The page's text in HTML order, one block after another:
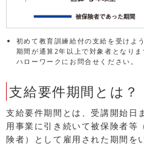
初めて教育訓練給付の支給を受けよ
期間が通算2年以上で対象者となり
ハローワークにお問合せください。
支給要件期間とは？
支給要件期間とは、受講開始日
用事業に引き続いて被保険者等
険者）として雇用された期間を